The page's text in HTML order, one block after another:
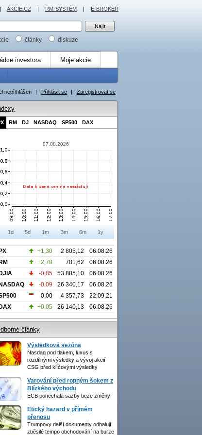
články diskuze
investora Moje akcie
nepřihlášen | Přihlásit se | Zaregistrovat se
RM DJ NASDAQ SP500 DAX
07.08.2026
1d 5d 1m 3m 6m 1y
PX +1,30 2 805,12
06.08.26
RM
+2,78 781,62
06.08.26
DJIA
-0,85 53 885,10
06.08.26
NASDAQ
-0,09 26 340,17
06.08.26
0,00 4 357,73
22.09.21
DAX
+0,05 26 140,13 06.08.26
články
Výsledková sezóna
Nasdaq pod tlakem, luxus s
rozdílnými výsledky a vývoj akcií
CSG před klíčovými výsledky
Varování před ropným šokem z
Blízkého východu
ECB ponechala sazby beze změny
Etický hazard v přímém
přenosu
Trumpovy další dokumenty odhalují
zběsilé tempo obchodování na burze
| AKCIE.CZ | RM-SYSTÉM | E-BROKER